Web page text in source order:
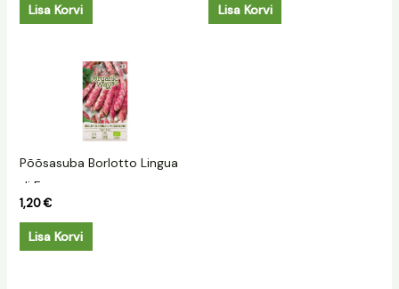
Lisa Korvi Lisa Korvi
Põõsasuba Borlotto Lingua
di Fuoso
1,20€
Lisa Korvi